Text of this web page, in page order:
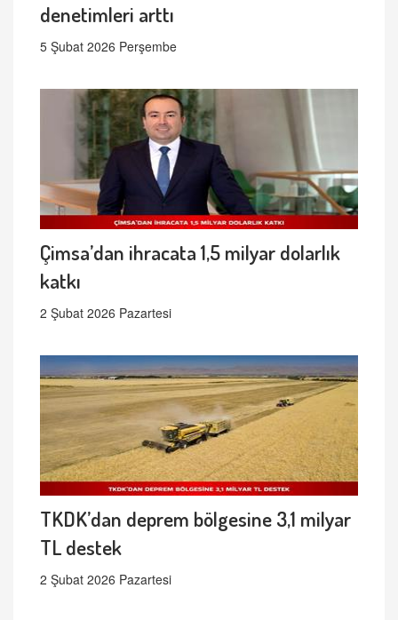
denetimleri arttı
5 Şubat 2026 Perşembe
Çimsa’dan ihracata 1,5 milyar dolarlık
katkı
2 Şubat 2026 Pazartesi
TKDK’dan deprem bölgesine 3,1 milyar
TL destek
2 Şubat 2026 Pazartesi